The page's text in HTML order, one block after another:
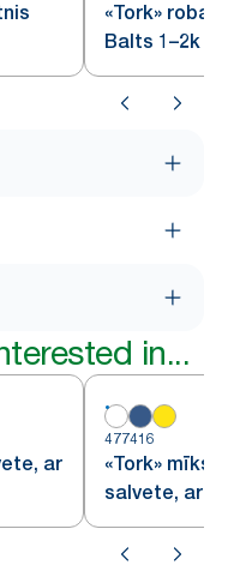
«Tork»
Balts 1–2k
in...
ar
477416
«Tork»
salvete, ar